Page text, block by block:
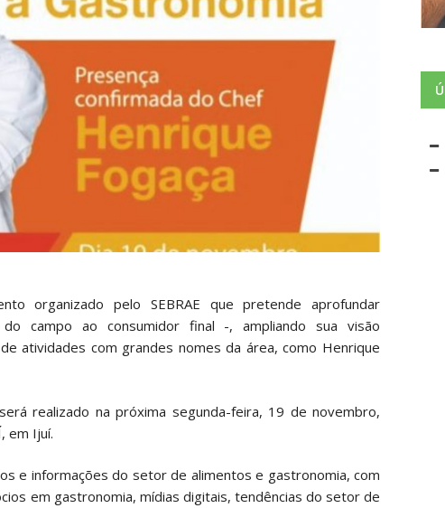
organizado pelo SEBRAE que pretende aprofundar
campo ao consumidor final -, ampliando sua visão
atividades com grandes nomes da área, como Henrique
realizado na próxima segunda-feira, 19 de novembro,
em Ijuí.
e informações do setor de alimentos e gastronomia, com
em gastronomia, mídias digitais, tendências do setor de